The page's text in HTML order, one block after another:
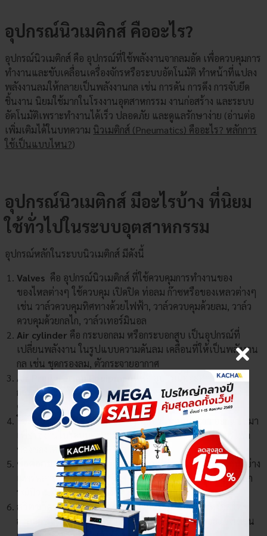
อุปกรณ์นิวเมติกส์ คืออะไร?
อุปกรณ์นิวเมติกส์ คือ อุปกรณ์ที่ใช้พลังงานจากลมอัด เพื่อควบคุมการ
ทำงานและขับเคลื่อนเครื่องจักรหรือระบบอัตโนมัติ ทำหน้าที่แปลง
พลังงานลมให้กลายเป็นพลังงานกล เช่น การดัน การดึง การจับยึด
ชิ้นงาน นิยมใช้มากในโรงงานอุตสาหกรรม งานก่อสร้าง และระบบ
อัตโนมัติเพราะทำงานได้เร็ว ปลอดภัย และดูแลรักษาง่าย (อ่านต่อ
เพิ่มเติมได้ในบทความ นิวเมติกส์ (Pneumatics) คืออะไร? หลักการ
ใช้เป็นแบบไหน?)
อุปกรณ์นิวเมติกส์ มีอะไรบ้าง ที่นิยม
ใช้ทั่วไปในระบบอุตสาหกรรม
อุปกรณ์หลักในระบบนิวเมติกส์ มีดังนี้
Valves คือ อุปกรณ์นิวเมติกส์ ที่ใช้ควบคุมการทำงานของ
ของไหลต่างๆ ใช้ควบคุม เปิดปิด ท่อลม ก๊าซหรือของเหลวต่างๆ
เช่น วาล์วควบคุมทิศทางด้วยไฟฟ้า, วาล์วควบคุมด้วยลม, วาล์ว
ควบคุมด้วยกลไก, วาล์วเทอร์มินอล
Air cylinder คือ กระบอกลม หรือกระบอกสูบ เป็นอุปกรณ์ที่
เปลี่ยนพลังงาน ในรูปแบบความดันลม เคลื่อนที่ให้เป็นพลังงาน
กล เช่น ชุดกรองลม, ตัวกระจายอากาศ
Air Preparation Equipment
คือ อุปกรณ์ที่จะทำหน้าที่ใน
การกรองลมอัดให้สะอาด หรือชุดกรองลมดักน้ำ ที่จะปรับปรุง
คุณภาพของลมหรือปรับแรงดันให้เหมาะสมกับการใช้งาน
โซลินอยด์วาล์วเป็นวาล์วที่ทำงานด้วยระบบไฟฟ้า ออกแบบมา
เพื่อใช้งานในระบบควบคุมอัตโนมัติที่ต้องการเปิด/ปิดการไหล
ของของเหลวหรือก๊าซโดยอัตโนมัติ
ข้อต่อลม
หรือ ฟิตติ้งลม เป็นอุปกรณ์ที่นิยมนำมาใช้งานกันอย่าง
แพร่หลายในระบบนิวเมติกส์ ใช้สำหรับเชื่อมต่อสายลมกับอุปก
รณ์นิวเมติกส์ประเภทต่างๆ
สวิตช์วัดระดับคือ เซ็นเซอร์ตรวจจับระดับอัจฉริยะหรือสวิทช์
ลูกลอยที่ใช้ตรวจจับระดับของเหลวแบบระดับขั้น คอยแจ้งเตือน
เลือกตัวเลือกสินค้า